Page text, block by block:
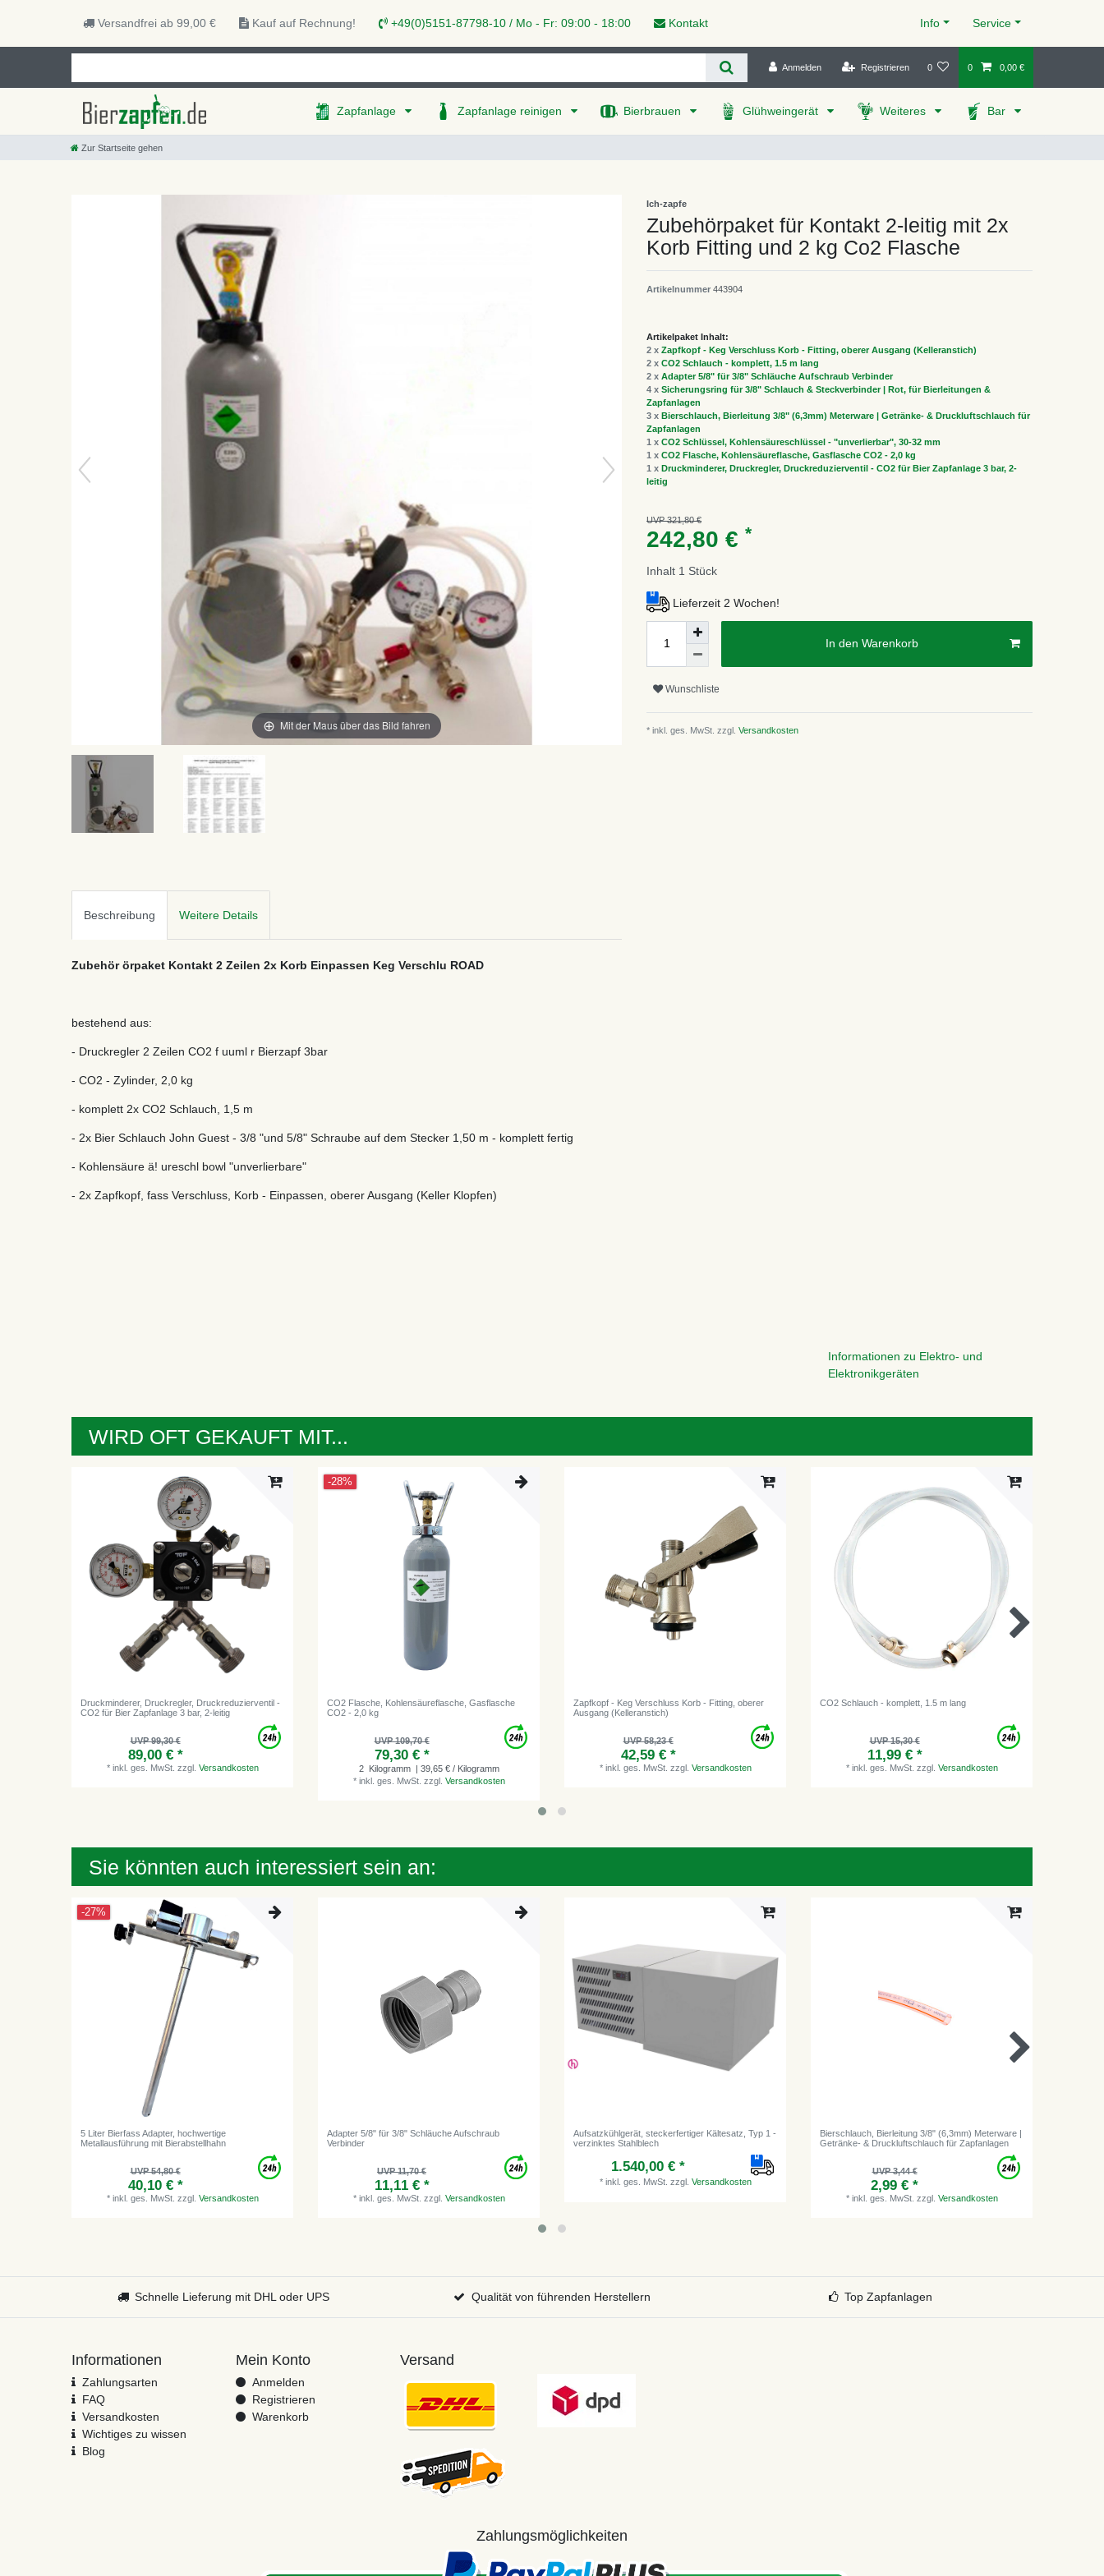
Versandfrei ab 99,00 € Kauf auf Rechnung! +49(0)5151-87798-10 / Mo - Fr: 09:00 - 18:00 Kontakt Info Service
Anmelden Registrieren 0 0 0,00 €
Zapfanlage Zapfanlage reinigen Bierbrauen Glühweingerät Weiteres Bar
Zur Startseite gehen
Mit der Maus über das Bild fahren
Ich-zapfe
Zubehörpaket für Kontakt 2-leitig mit 2x
Korb Fitting und 2 kg Co2 Flasche
Artikelnummer 443904
Artikelpaket Inhalt:
2 x Zapfkopf - Keg Verschluss Korb - Fitting, oberer Ausgang (Kelleranstich)
2 x CO2 Schlauch - komplett, 1.5 m lang
2 x Adapter 5/8" für 3/8" Schläuche Aufschraub Verbinder
4 x Sicherungsring für 3/8" Schlauch & Steckverbinder | Rot, für Bierleitungen &
Zapfanlagen
3 x Bierschlauch, Bierleitung 3/8" (6,3mm) Meterware | Getränke- & Druckluftschlauch für
Zapfanlagen
1 x CO2 Schlüssel, Kohlensäureschlüssel - "unverlierbar", 30-32 mm
1 x CO2 Flasche, Kohlensäureflasche, Gasflasche CO2 - 2,0 kg
1 x Druckminderer, Druckregler, Druckreduzierventil - CO2 für Bier Zapfanlage 3 bar, 2-
leitig
UVP 321,80 €
242,80 € *
Inhalt 1 Stück
Lieferzeit 2 Wochen!
In den Warenkorb
Wunschliste
* inkl. ges. MwSt. zzgl. Versandkosten
Beschreibung Weitere Details
Zubehör örpaket Kontakt 2 Zeilen 2x Korb Einpassen Keg Verschlu ROAD
bestehend aus:
- Druckregler 2 Zeilen CO2 f uuml r Bierzapf 3bar
- CO2 - Zylinder, 2,0 kg
- komplett 2x CO2 Schlauch, 1,5 m
- 2x Bier Schlauch John Guest - 3/8 "und 5/8" Schraube auf dem Stecker 1,50 m - komplett fertig
- Kohlensäure ä! ureschl bowl "unverlierbare"
- 2x Zapfkopf, fass Verschluss, Korb - Einpassen, oberer Ausgang (Keller Klopfen)
Informationen zu Elektro- und
Elektronikgeräten
WIRD OFT GEKAUFT MIT...
Druckminderer, Druckregler, Druckreduzierventil -
CO2 für Bier Zapfanlage 3 bar, 2-leitig
UVP 99,30 €
89,00 € *
* inkl. ges. MwSt. zzgl. Versandkosten
-28%
CO2 Flasche, Kohlensäureflasche, Gasflasche
CO2 - 2,0 kg
UVP 109,70 €
79,30 € *
2 Kilogramm
| 39,65 € / Kilogramm
* inkl. ges. MwSt. zzgl. Versandkosten
Zapfkopf - Keg Verschluss Korb - Fitting, oberer
Ausgang (Kelleranstich)
UVP 58,23 €
42,59 € *
* inkl. ges. MwSt. zzgl. Versandkosten
CO2 Schlauch - komplett, 1.5 m lang
UVP 15,30 €
11,99 € *
* inkl. ges. MwSt. zzgl. Versandkosten
Sie könnten auch interessiert sein an:
-27%
5 Liter Bierfass Adapter, hochwertige
Metallausführung mit Bierabstellhahn
UVP 54,80 €
40,10 € *
* inkl. ges. MwSt. zzgl. Versandkosten
Adapter 5/8" für 3/8" Schläuche Aufschraub
Verbinder
UVP 11,70 €
11,11 € *
* inkl. ges. MwSt. zzgl. Versandkosten
Aufsatzkühlgerät, steckerfertiger Kältesatz, Typ 1 -
verzinktes Stahlblech
1.540,00 € *
* inkl. ges. MwSt. zzgl. Versandkosten
Bierschlauch, Bierleitung 3/8" (6,3mm) Meterware |
Getränke- & Druckluftschlauch für Zapfanlagen
UVP 3,44 €
2,99 € *
* inkl. ges. MwSt. zzgl. Versandkosten
Schnelle Lieferung mit DHL oder UPS Qualität von führenden Herstellern Top Zapfanlagen
Informationen
Zahlungsarten
FAQ
Versandkosten
Wichtiges zu wissen
Blog
Mein Konto
Anmelden
Registrieren
Warenkorb
Versand
Zahlungsmöglichkeiten